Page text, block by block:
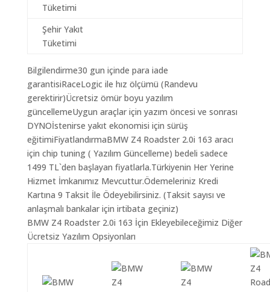
Tüketimi
Şehir Yakıt
Tüketimi
Bilgilendirme30 gun içinde para iade
garantisiRaceLogic ile hız ölçümü (Randevu
gerektirir)Ücretsiz ömür boyu yazılım
güncellemeUygun araçlar için yazım öncesi ve sonrası
DYNOİstenirse yakıt ekonomisi için sürüş
eğitimiFiyatlandırmaBMW Z4 Roadster 2.0i 163 aracı
için chip tuning ( Yazılım Güncelleme) bedeli sadece
1499 TL`den başlayan fiyatlarla.Türkiyenin Her Yerine
Hizmet İmkanımız Mevcuttur.Ödemeleriniz Kredi
Kartına 9 Taksit İle Ödeyebilirsiniz. (Taksit sayısı ve
anlaşmalı bankalar için irtibata geçiniz)
BMW Z4 Roadster 2.0i 163 İçin Ekleyebileceğimiz Diğer
Ücretsiz Yazılım Opsiyonları